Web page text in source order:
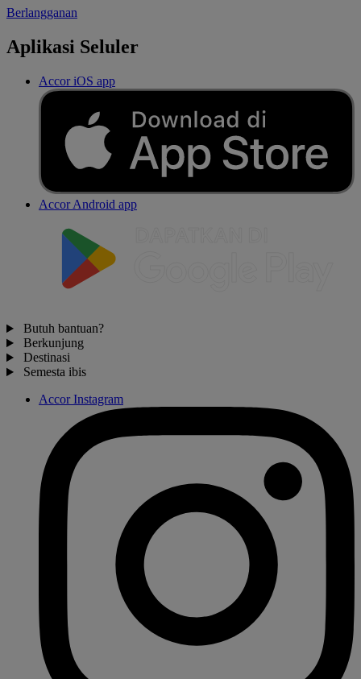
Berlangganan
Aplikasi Seluler
Accor iOS app
Accor Android app
Butuh bantuan?
Berkunjung
Destinasi
Semesta ibis
Accor Instagram